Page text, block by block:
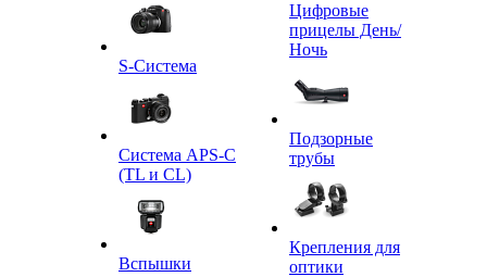
S-Система
Система APS-C
(TL и CL)
Вспышки
Цифровые
прицелы День/
Ночь
Подзорные
трубы
Крепления для
оптики